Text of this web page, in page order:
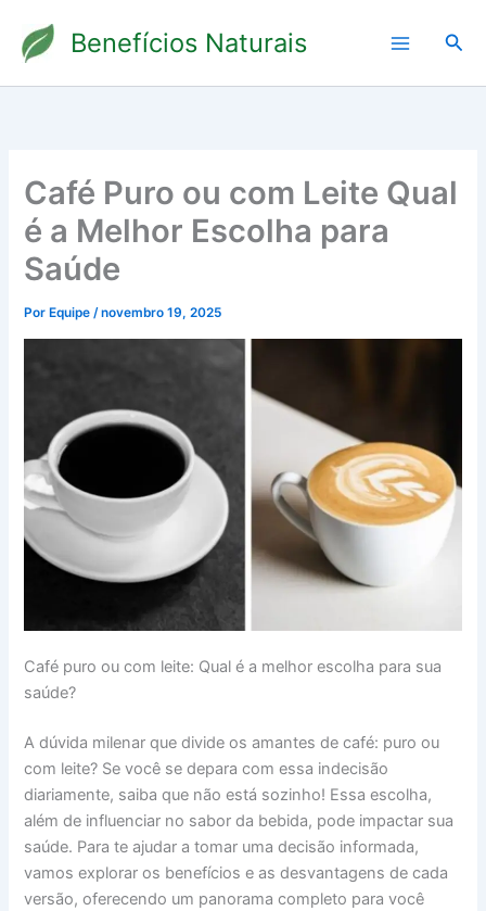
para
conteúdo
Benefícios Naturais
Café Puro ou com Leite Qual
é a Melhor Escolha para
Saúde
Por Equipe/novembro 19, 2025
Café puro ou com leite: Qual é a melhor escolha para sua
saúde?
A dúvida milenar que divide os amantes de café: puro ou
com leite? Se você se depara com essa indecisão
diariamente, saiba que não está sozinho! Essa escolha,
além de influenciar no sabor da bebida, pode impactar sua
saúde. Para te ajudar a tomar uma decisão informada,
vamos explorar os benefícios e as desvantagens de cada
versão, oferecendo um panorama completo para você